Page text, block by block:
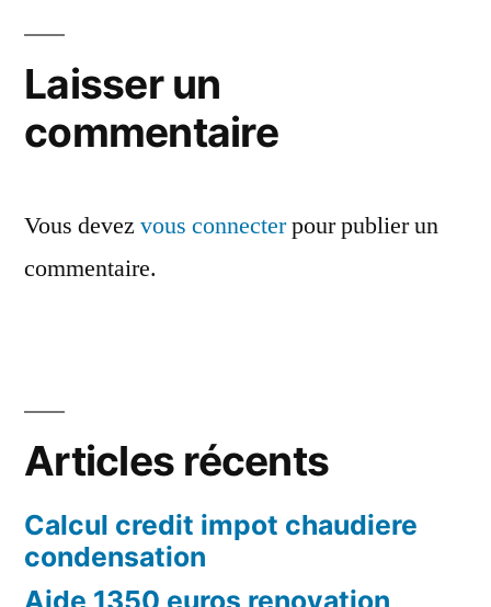
Laisser un
commentaire
Vous devez vous connecterpour publier un
commentaire.
Articles récents
Calcul credit impot chaudiere
condensation
Aide 1350 euros renovation